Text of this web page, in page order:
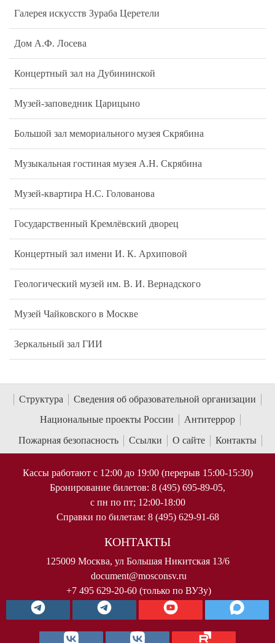
Галерея искусств Зураба Церетели
Дом А.Ф. Лосева
Концертный зал на Дубининской
Музей-заповедник Царицыно
Большой зал мемориального музея Скрябина
Музыкальная гостиная музея А.Н. Скрябина
Музей-квартира Н.С. Голованова
Государственный Кремлёвский дворец
Концертный зал имени И. К. Архиповой
Геологический музей им. В. И. Вернадского
Музей Чайковского в Москве
Зеркальный зал ГИИ
Структура
Сведения об образовательной организации
Национальные проекты России
Антитеррор
Пожарная безопасность
Ссылки О сайте Контакты
Кассы работают с 12:00 до 19:00 (перерыв 15:00-15:30)
Бронирование билетов: 8 (495) 695-89-05,
с пн по пт; 12:00-18:00
Справки по билетам: 8 (495) 629-91-68
КОНТАКТЫ
125009 Москва, ул Большая Никитская 13/6
document@mosconsv.ru
+7 495 629-20-60 (только по ВУЗу)